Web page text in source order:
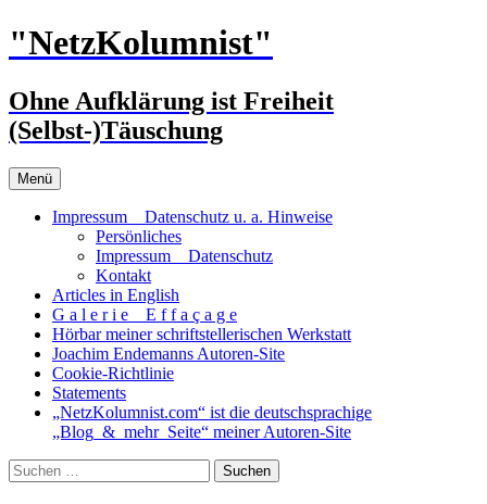
Zum
Inhalt
"NetzKolumnist"
Ohne Aufklärung ist Freiheit
(Selbst-)Täuschung
Menü
Impressum _ Datenschutz u. a. Hinweise
Persönliches
Impressum _ Datenschutz
Kontakt
Articles in English
G a l e r i e _ E f f a ç a g e
Hörbar meiner schriftstellerischen Werkstatt
Joachim Endemanns Autoren-Site
Cookie-Richtlinie
Statements
„NetzKolumnist.com“ ist die deutschsprachige
„Blog_&_mehr_Seite“ meiner Autoren-Site
Suchen
nach: